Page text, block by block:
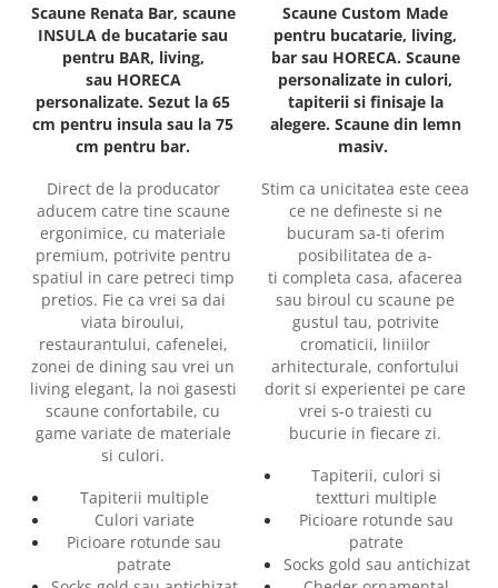
Scaune Renata Bar, scaune
INSULA de bucatarie sau
pentru BAR, living,
sau HORECA
personalizate. Sezut la 65
cm pentru insula sau la 75
cm pentru bar.
Direct de la producator
aducem catre tine scaune
ergonimice, cu materiale
premium, potrivite pentru
spatiul in care petreci timp
pretios. Fie ca vrei sa dai
viata biroului,
restaurantului, cafenelei,
zonei de dining sau vrei un
living elegant, la noi gasesti
scaune confortabile, cu
game variate de materiale
si culori.
Tapiterii multiple
Culori variate
Picioare rotunde sau
patrate
Scaune Custom Made
pentru bucatarie, living,
bar sau HORECA. Scaune
personalizate in culori,
tapiterii si finisaje la
alegere. Scaune din lemn
masiv.
Stim ca unicitatea este ceea
ce ne defineste si ne
bucuram sa-ti oferim
posibilitatea de a-
ti completa casa, afacerea
sau biroul cu scaune pe
gustul tau, potrivite
cromaticii, liniilor
arhitecturale, confortului
dorit si experientei pe care
vrei s-o traiesti cu
bucurie in fiecare zi.
Tapiterii, culori si
textturi multiple
Picioare rotunde sau
patrate
Socks gold sau antichizat